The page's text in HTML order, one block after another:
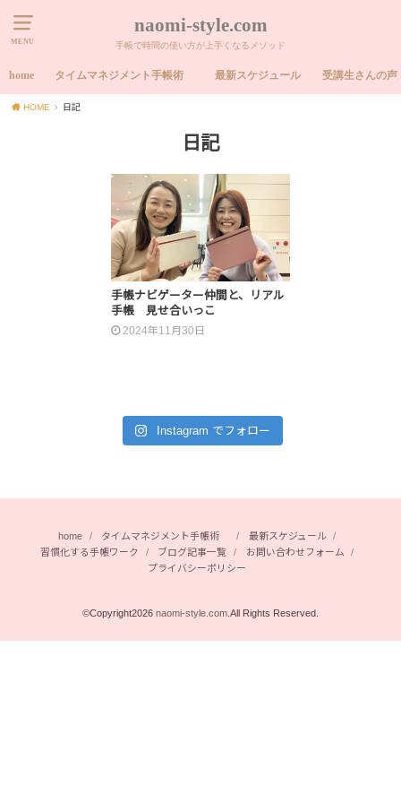
MENU
naomi-style.com
手帳で時間の使い方が上手くなるメソッド
home タイムマネジメント手帳術 最新スケジュール 受講生さんの声
HOME 日記
日記
手帳ナビゲーター仲間と、リアル
手帳 見せ合いっこ
2024年11月30日
Instagram でフォロー
home タイムマネジメント手帳術
最新スケジュール
習慣化する手帳ワーク
ブログ記事一覧
お問い合わせフォーム
プライバシーポリシー
©Copyright2026 naomi-style.com.All Rights Reserved.